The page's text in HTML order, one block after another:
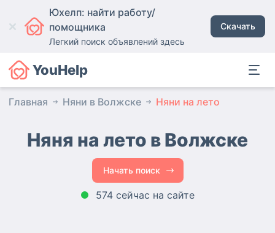
Юхелп: найти работу/
помощника
Легкий поиск объявлений здесь
Скачать
YouHelp
Главная Няни в Волжске Няни на лето
Няня на лето в Волжске
Начать поиск
574 сейчас на сайте